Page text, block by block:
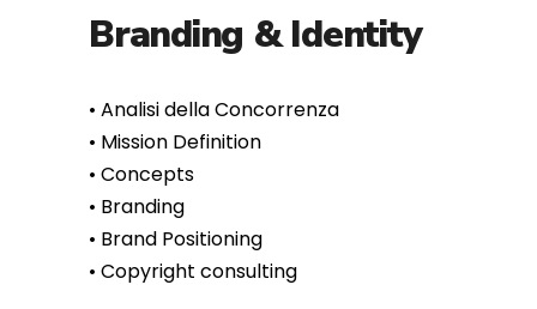
•⁠ ⁠Analisi della Concorrenza
• Concepts
•⁠ ⁠Branding
•⁠ ⁠Brand Positioning
•⁠ ⁠Copyright consulting